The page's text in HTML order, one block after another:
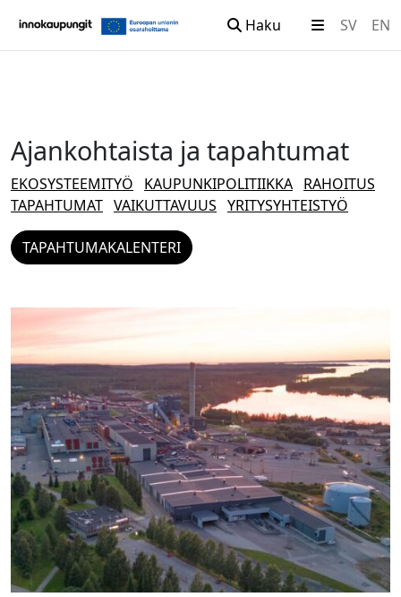
Haku SV EN
Ajankohtaista ja tapahtumat
EKOSYSTEEMITYÖ KAUPUNKIPOLITIIKKA RAHOITUS
TAPAHTUMAT VAIKUTTAVUUS YRITYSYHTEISTYÖ
TAPAHTUMAKALENTERI